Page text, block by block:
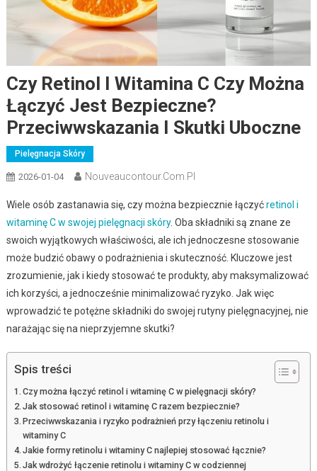
Czy Retinol I Witamina C Czy Można
Łączyć Jest Bezpieczne?
Przeciwwskazania I Skutki Uboczne
Pielęgnacja Skóry
2026-01-04 Nouveaucontour.com.pl
Wiele osób zastanawia się, czy można bezpiecznie łączyćretinol i
witaminę C w swojej pielęgnacji skóry. Oba składniki są znane ze
swoich wyjątkowych właściwości, ale ich jednoczesne stosowanie
może budzić obawy o podrażnienia i skuteczność. Kluczowe jest
zrozumienie, jak i kiedy stosować te produkty, aby maksymalizować
ich korzyści, a jednocześnie minimalizować ryzyko. Jak więc
wprowadzić te potężne składniki do swojej rutyny pielęgnacyjnej, nie
narażając się na nieprzyjemne skutki?
Spis treści
Czy można łączyć retinol i witaminę C w pielęgnacji skóry?
Jak stosować retinol i witaminę C razem bezpiecznie?
Przeciwwskazania i ryzyko podrażnień przy łączeniu retinolu i
witaminy C
Jakie formy retinolu i witaminy C najlepiej stosować łącznie?
Jak wdrożyć łączenie retinolu i witaminy C w codziennej